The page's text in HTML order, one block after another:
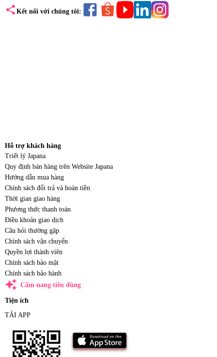
share Kết nối với chúng tôi:
Hỗ trợ khách hàng
Triết lý Japana
Quy định bán hàng trên Website Japana
Hướng dẫn mua hàng
Chính sách đổi trả và hoàn tiền
Thời gian giao hàng
Phương thức thanh toán
Điều khoản giao dịch
Câu hỏi thường gặp
Chính sách vận chuyển
Quyền lợi thành viên
Chính sách bảo mật
Chính sách bảo hành
auto_awesome Cẩm nang tiêu dùng
Tiện ích
TẢI APP